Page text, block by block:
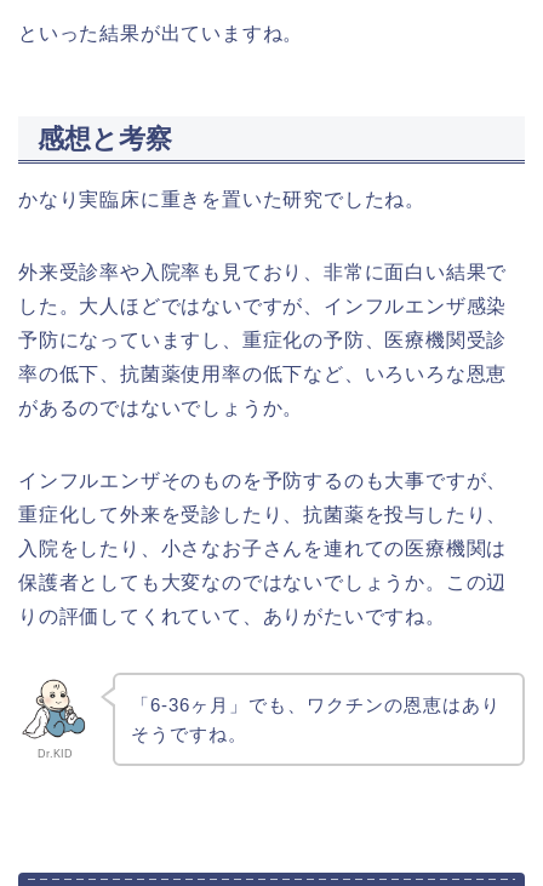
といった結果が出ていますね。
感想と考察
かなり実臨床に重きを置いた研究でしたね。
外来受診率や入院率も見ており、非常に面白い結果で
した。大人ほどではないですが、インフルエンザ感染
予防になっていますし、重症化の予防、医療機関受診
率の低下、抗菌薬使用率の低下など、いろいろな恩恵
があるのではないでしょうか。
インフルエンザそのものを予防するのも大事ですが、
重症化して外来を受診したり、抗菌薬を投与したり、
入院をしたり、小さなお子さんを連れての医療機関は
保護者としても大変なのではないでしょうか。この辺
りの評価してくれていて、ありがたいですね。
Dr.KID
「6-36ヶ月」でも、ワクチンの恩恵はあり
そうですね。